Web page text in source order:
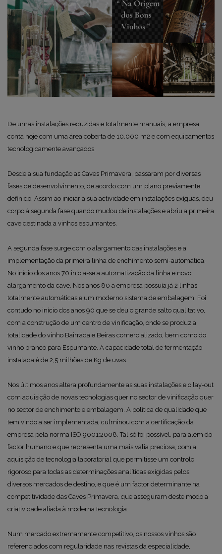
De umas instalações reduzidas e totalmente manuais, a empresa
conta hoje com uma área coberta de 10.000 m2 e com equipamentos
tecnologicamente avançados.
Desde a sua fundação as Caves Primavera, passaram por diversas
fases de desenvolvimento, de acordo com um plano previamente
definido. Assim ao iniciar a sua actividade em instalações exíguas, deu
corpo à segunda fase quando mudou de instalações e abriu a primeira
cave destinada a vinhos espumantes.
A segunda fase surge com o alargamento das instalações e a
implementação da primeira linha de enchimento semi-automática.
No início dos anos 70 inicia-se a automatização da linha e novo
alargamento da cave. Nos anos 80 a empresa possuía já 2 linhas
totalmente automáticas e um moderno sistema de embalagem. Foi
contudo no início dos anos 90 que se deu o grande salto qualitativo,
com a construção de um centro de vinificação, onde se produz a
totalidade do vinho Bairrada e Beiras comercializado, bem como do
vinho branco para Espumante. A capacidade total de fermentação
instalada é de 2,5 milhões de Kg de uvas.
Nos últimos anos altera profundamente as suas instalações e o lay-out
com aquisição de novas tecnologias quer no sector de vinificação quer
no sector de enchimento e embalagem. A política de qualidade que
tem vindo a ser implementada, culminou com a certificação da
empresa pela norma ISO 9001:2008. Tal só foi possível, para além do
factor humano e que representa uma mais valia preciosa, com a
aquisição de tecnologia laboratorial que permitisse um controlo
rigoroso para todas as determinações analíticas exigidas pelos
diversos mercados de destino, e que é um factor determinante na
competitividade das Caves Primavera, que asseguram deste modo a
criatividade aliada à moderna tecnologia.
Num mercado extremamente competitivo, os nossos vinhos são
referenciados com regularidade nas revistas da especialidade,